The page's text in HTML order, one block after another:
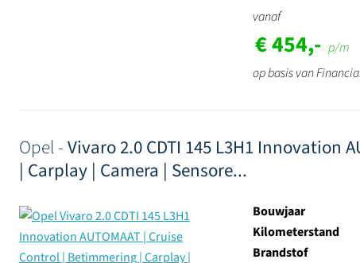
vanaf
€ 454,- p/m
op basis van
Opel -Vivaro 2.0 CDTI 145 L3H1 Innovation
| Carplay | Camera | Sensore...
Bouwjaar
Kilometerstand
Brandstof